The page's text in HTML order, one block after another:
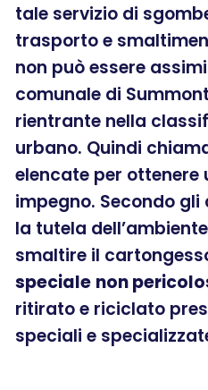
tale servizio di
trasporto e
non può essere
comunale di
rientrante nella
urbano. Quindi
elencate per ottenere
impegno. Secondo
la tutela
smaltire il
speciale non
ritirato e riciclato
speciali e